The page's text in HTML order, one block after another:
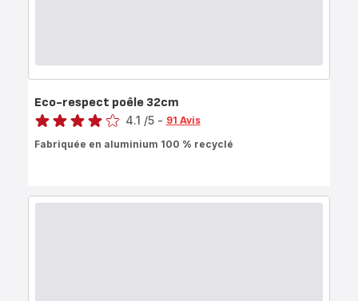
Eco-respect poêle 32cm
Note
4.1 /5 - 91 Avis
Fabriquée en aluminium 100 % recyclé